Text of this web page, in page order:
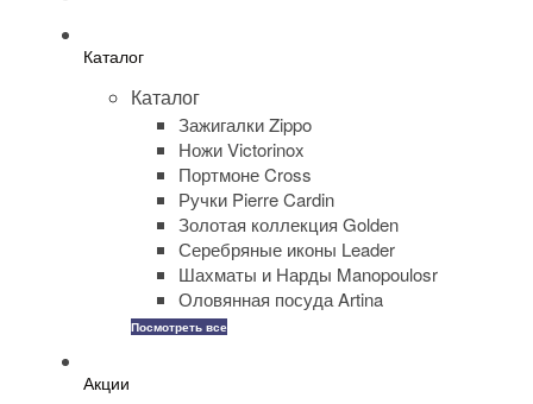
Каталог
Каталог
Зажигалки Zippo
Ножи Victorinox
Портмоне Cross
Ручки Pierre Cardin
Золотая коллекция Golden
Серебряные иконы Leader
Шахматы и Нарды Manopoulosr
Оловянная посуда Artina
Посмотреть все
Акции